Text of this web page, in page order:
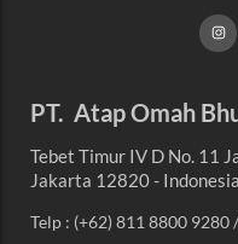
PT. Atap Omah
Tebet Timur IV D No. 11
Jakarta 12820 - Indonesia
Telp : (+62) 811 8800